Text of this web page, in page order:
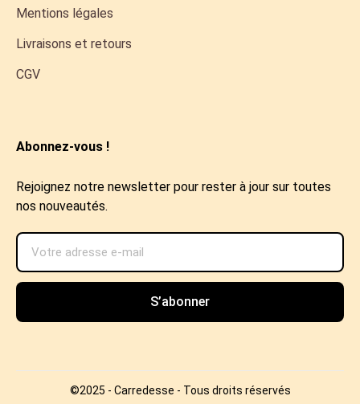
Mentions légales
Livraisons et retours
CGV
Abonnez-vous !
Rejoignez notre newsletter pour rester à jour sur toutes
nos nouveautés.
S’abonner
©2025 - Carredesse - Tous droits réservés